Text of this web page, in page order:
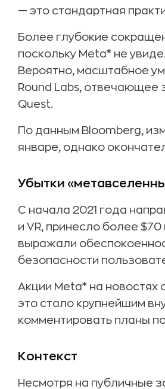
— это стандартная
Более глубокие
поскольку Meta* не
Вероятно, масштабное
Round Labs, отвечающее
Quest.
По данным Bloomberg,
январе, однако
Убытки
С начала 2021 года
и VR, принесло более
выражали
безопасности
Акции Meta* на
это стало крупнейшим
комментировать планы
Контекст
Несмотря на публичные